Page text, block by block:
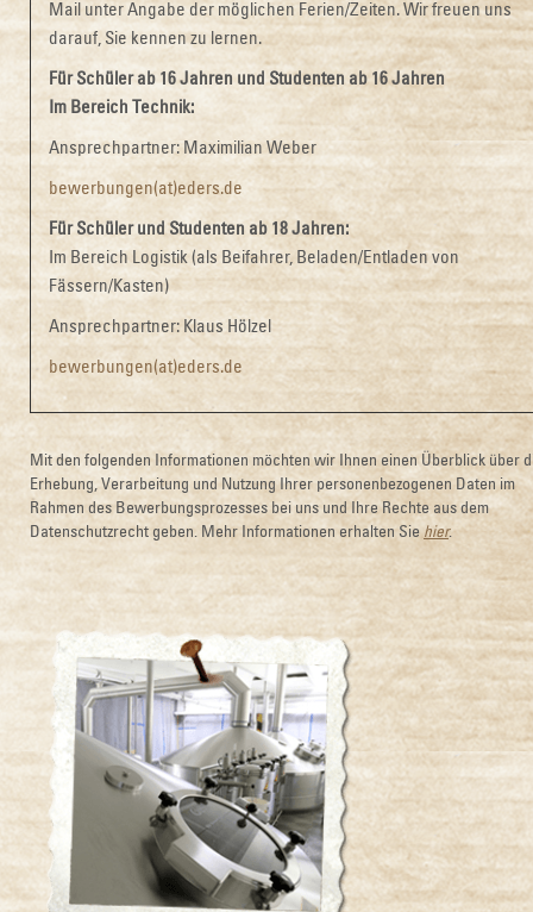
Mail unter Angabe der möglichen Ferien/Zeiten. Wir freuen uns
darauf, Sie kennen zu lernen.
Für Schüler ab 16 Jahren und Studenten ab 16 Jahren
Im Bereich Technik:
Ansprechpartner: Maximilian Weber
bewerbungen(at)eders.de
Für Schüler und Studenten ab 18 Jahren:
Im Bereich Logistik (als Beifahrer, Beladen/Entladen von
Fässern/Kasten)
Ansprechpartner: Klaus Hölzel
bewerbungen(at)eders.de
Mit den folgenden Informationen möchten wir Ihnen einen Überblick über
Erhebung, Verarbeitung und Nutzung Ihrer personenbezogenen Daten im
Rahmen des Bewerbungsprozesses bei uns und Ihre Rechte aus dem
Datenschutzrecht geben. Mehr Informationen erhalten Siehier.